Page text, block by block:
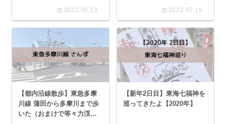
2022.08.13 2022.07.19
【都内沿線散歩】東急多摩
川線 蒲田から多摩川まで歩
いた（おまけで等々力渓
【新年2日目】東海七福神を
巡ってきたよ【2020年】